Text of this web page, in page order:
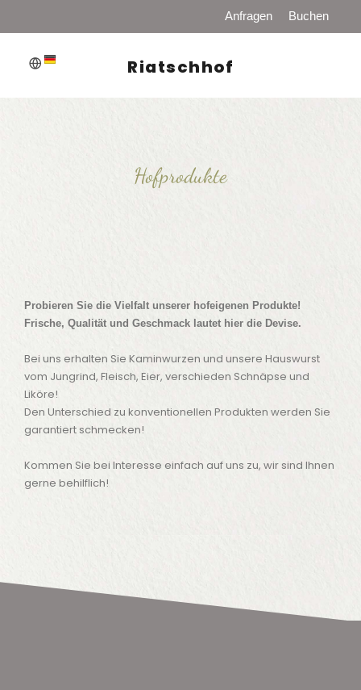
Anfragen Buchen
Riatschhof
WILLKOMMEN
SAUNA
Hofprodukte
Probieren Sie die Vielfalt unserer hofeigenen Produkte!
Frische, Qualität und Geschmack lautet hier die Devise.
Bei uns erhalten Sie Kaminwurzen und unsere Hauswurst
vom Jungrind, Fleisch, Eier, verschieden Schnäpse und
Liköre!
Den Unterschied zu konventionellen Produkten werden Sie
garantiert schmecken!
Kommen Sie bei Interesse einfach auf uns zu, wir sind Ihnen
gerne behilflich!